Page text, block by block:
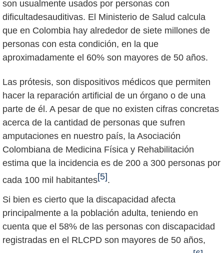
son usualmente usados por personas con
dificultadesauditivas. El Ministerio de Salud calcula
que en Colombia hay alrededor de siete millones de
personas con esta condición, en la que
aproximadamente el 60% son mayores de 50 años.
Las prótesis, son dispositivos médicos que permiten
hacer la reparación artificial de un órgano o de una
parte de él. A pesar de que no existen cifras concretas
acerca de la cantidad de personas que sufren
amputaciones en nuestro país, la Asociación
Colombiana de Medicina Física y Rehabilitación
estima que la incidencia es de 200 a 300 personas por
cada 100 mil habitantes[5].
Si bien es cierto que la discapacidad afecta
principalmente a la población adulta, teniendo en
cuenta que el 58% de las personas con discapacidad
registradas en el RLCPD son mayores de 50 años,